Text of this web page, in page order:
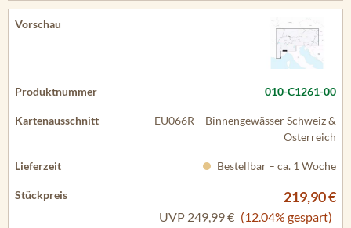
010-C1261-00
EU066R – Binnengewässer Schweiz &
Österreich
Bestellbar – ca. 1 Woche
219,90 €
UVP 249,99 € (12.04% gespart)